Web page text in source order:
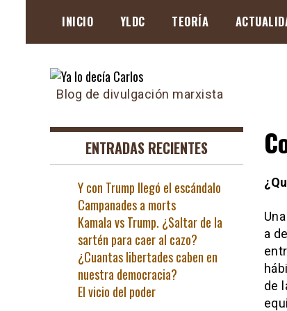
content
INICIO YLDC TEORÍA
Blog de divulgación marxista
a
de
ENTRADAS RECIENTES
Y con Trump llegó el escándalo
Campanades a morts
Kamala vs Trump. ¿Saltar de la
sartén para caer al cazo?
¿Cuantas libertades caben en
nuestra democracia?
El vicio del poder